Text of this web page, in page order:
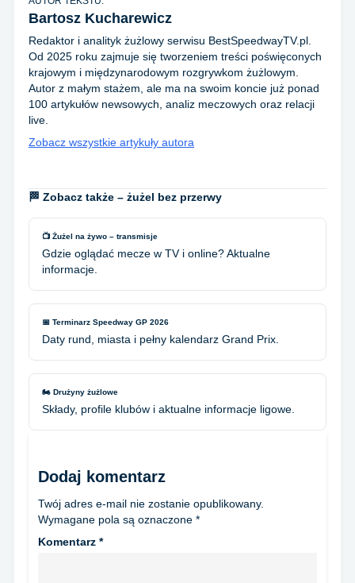
Bartosz Kucharewicz
Redaktor i analityk żużlowy serwisu BestSpeedwayTV.pl.
Od 2025 roku zajmuje się tworzeniem treści poświęconych
krajowym i międzynarodowym rozgrywkom żużlowym.
Autor z małym stażem, ale ma na swoim koncie już ponad
100 artykułów newsowych, analiz meczowych oraz relacji
live.
Zobacz wszystkie artykuły autora
🏁 Zobacz także – żużel bez przerwy
📺 Żużel na żywo – transmisje
Gdzie oglądać mecze w TV i online? Aktualne
informacje.
📅 Terminarz Speedway GP 2026
Daty rund, miasta i pełny kalendarz Grand Prix.
🏍️ Drużyny żużlowe
Składy, profile klubów i aktualne informacje ligowe.
Dodaj komentarz
Twój adres e-mail nie zostanie opublikowany.
Wymagane pola są oznaczone *
Komentarz *